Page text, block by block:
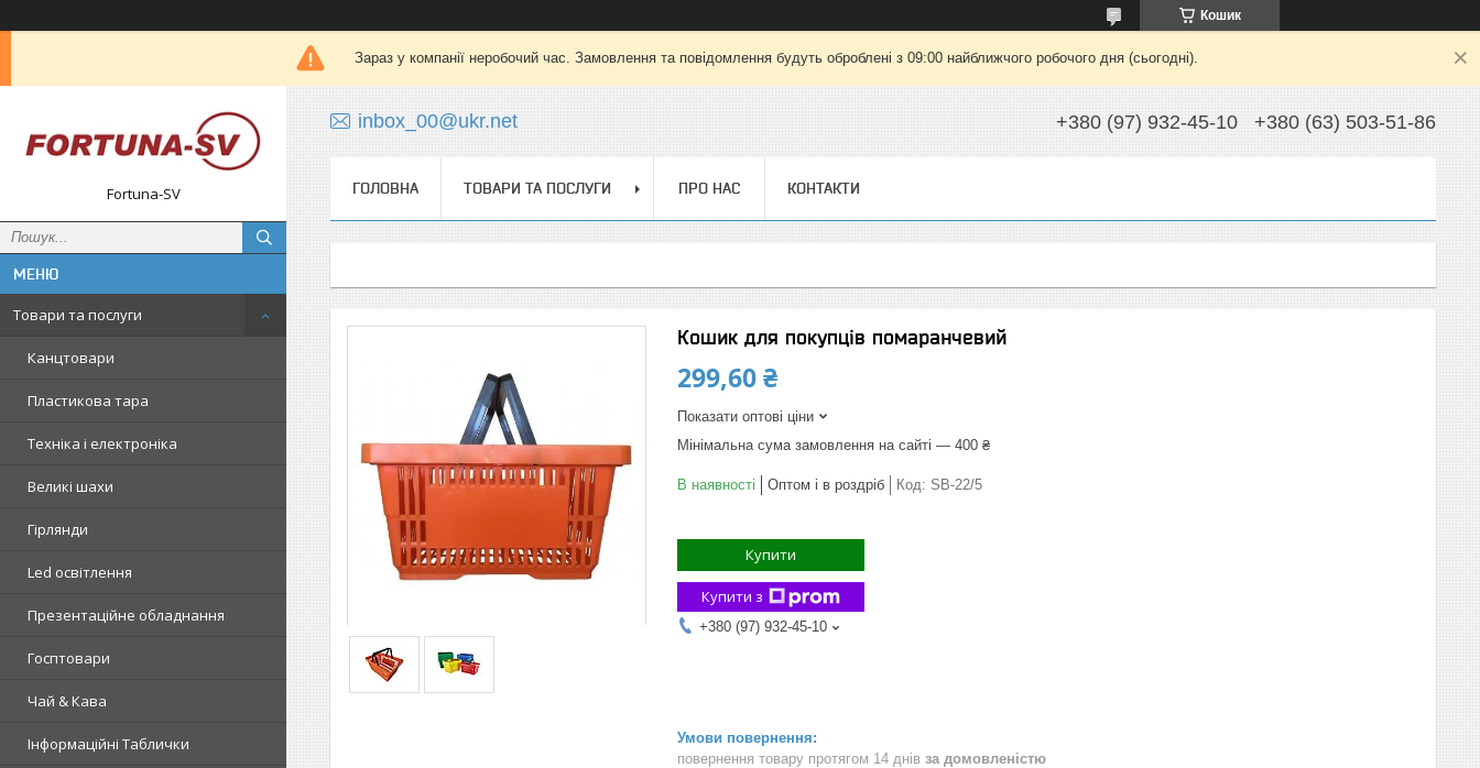
Кошик
Зараз у компанії неробочий час. Замовлення та повідомлення будуть оброблені з 09:00 найближчого робочого дня (сьогодні).
Fortuna-SV
Товари та послуги
Канцтовари
Пластикова тара
Техніка і електроніка
Великі шахи
Гірлянди
Led освітлення
Презентаційне обладнання
Госптовари
Чай & Кава
Інформаційні Таблички
inbox_00@ukr.net +380 (97) 932-45-10 +380 (63) 503-51-86
ГОЛОВНА ТОВАРИ ТА ПОСЛУГИ ПРО НАС КОНТАКТИ
Кошик для покупців помаранчевий
299,60 ₴
Показати оптові ціни
Мінімальна сума замовлення на сайті — 400 ₴
В наявності Оптом і в роздріб Код: SB-22/5
Купити
Купити з
+380 (97) 932-45-10
повернення товару протягом 14 днів за домовленістю